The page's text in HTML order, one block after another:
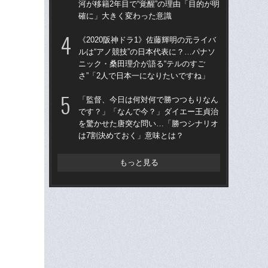
河が移籍2年目で“覚醒”の理由「目的が明
確に」大きく変わった意識
《2020阪神ドラ1》佐藤輝明の元ライバ
ルは“アノ競技”の日本代表に？…パナソ
ニック・桑田理介が語る“テルのすご
さ”「2人で日本一になりたいですね」
「監督、今日は何対何で勝つつもりなん
です？」「なんで今？」ダイエー王貞治
を驚かせた唐突な問い…「勝つシナリオ
は7割決めておく」意味とは？
もっと見る